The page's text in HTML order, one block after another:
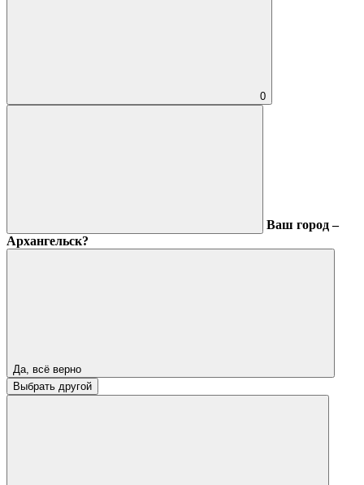
0
Ваш город –
Архангельск?
Да, всё верно
Выбрать другой